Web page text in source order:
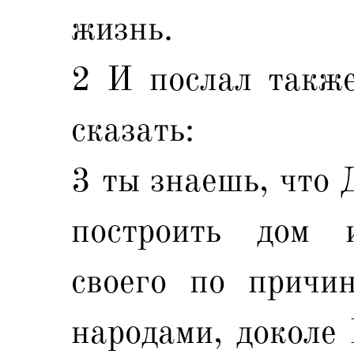
жизнь.
2 И послал
сказать:
3 ты знаешь, что
построить дом
своего по
народами,